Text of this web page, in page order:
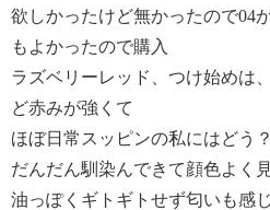
欲しかったけど無かったので04
もよかったので購入
ラズベリーレッド、つけ始めは
ど赤みが強くて
ほぼ日常スッピンの私にはどう
だんだん馴染んできて顔色よく
油っぽくギトギトせず匂いも感